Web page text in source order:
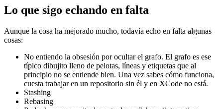
Lo que sigo echando en falta
Aunque la cosa ha mejorado mucho, todavía echo en falta algunas
cosas:
No entiendo la obsesión por ocultar el grafo. El grafo es ese
típico dibujito lleno de pelotas, líneas y etiquetas que al
principio no se entiende bien. Una vez sabes cómo funciona,
cuesta trabajar en un repositorio sin él y en XCode no está.
Stashing
Rebasing